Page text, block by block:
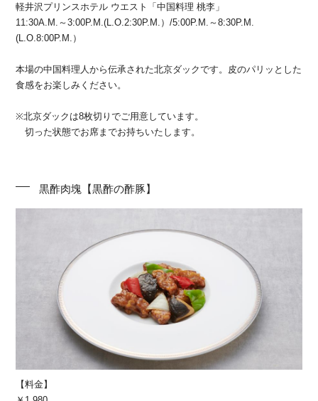
軽井沢プリンスホテル ウエスト「中国料理 桃李」
11:30A.M.～3:00P.M.(L.O.2:30P.M.）/5:00P.M.～8:30P.M.
(L.O.8:00P.M.）
本場の中国料理人から伝承された北京ダックです。皮のパリッとした
食感をお楽しみください。
※北京ダックは8枚切りでご用意しています。
切った状態でお席までお持ちいたします。
黒酢肉塊【黒酢の酢豚】
【料金】